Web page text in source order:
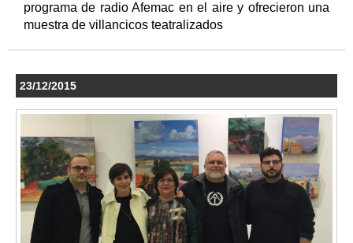
programa de radio Afemac en el aire y ofrecieron una
muestra de villancicos teatralizados
23/12/2015